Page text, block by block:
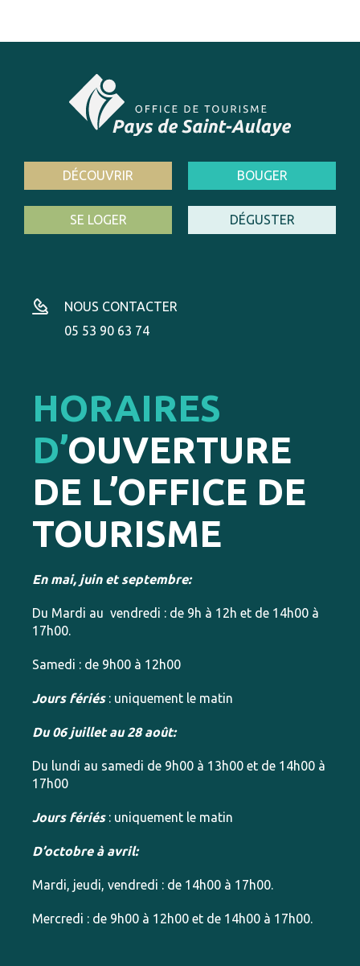
DÉCOUVRIR BOUGER
SE LOGER DÉGUSTER
NOUS CONTACTER
05 53 90 63 74
HORAIRES
D’OUVERTURE
DE L’OFFICE DE
TOURISME
En mai, juin et septembre:
Du Mardi au vendredi : de 9h à 12h et de 14h00 à
17h00.
Samedi : de 9h00 à 12h00
Jours fériés: uniquement le matin
Du 06 juillet au 28 août:
Du lundi au samedi de 9h00 à 13h00 et de 14h00 à
17h00
Jours fériés: uniquement le matin
D’octobre à avril:
Mardi, jeudi, vendredi : de 14h00 à 17h00.
Mercredi : de 9h00 à 12h00 et de 14h00 à 17h00.